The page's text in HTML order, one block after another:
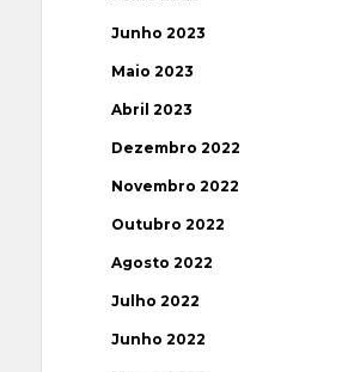
Junho 2023
Maio 2023
Abril 2023
Dezembro 2022
Novembro 2022
Outubro 2022
Agosto 2022
Julho 2022
Junho 2022